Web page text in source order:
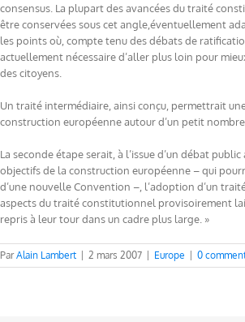
consensus. La plupart des avancées du traité
être conservées sous cet angle,éventuellement
les points où, compte tenu des débats de
actuellement nécessaire d’aller plus loin pour
des citoyens.
Un traité intermédiaire, ainsi conçu, permettrait
construction européenne autour d’un petit nombre
La seconde étape serait, à l’issue d’un débat
objectifs de la construction européenne – qui
d’une nouvelle Convention –, l’adoption d’un
aspects du traité constitutionnel provisoirement
repris à leur tour dans un cadre plus large. »
ParAlain Lambert 2 mars 2007 Europe 0